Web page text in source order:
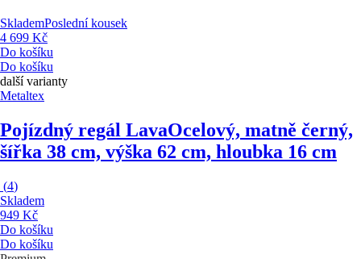
SklademPoslední kousek
4 699 Kč
Do košíku
Do košíku
další varianty
Metaltex
Pojízdný regál LavaOcelový, matně černý,
šířka 38 cm, výška 62 cm, hloubka 16 cm
(4)
Skladem
949 Kč
Do košíku
Do košíku